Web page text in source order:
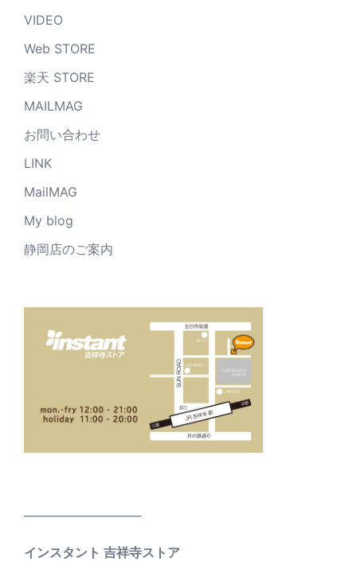
VIDEO
Web STORE
楽天 STORE
MAILMAG
お問い合わせ
LINK
MailMAG
My blog
静岡店のご案内
インスタント 吉祥寺ストア